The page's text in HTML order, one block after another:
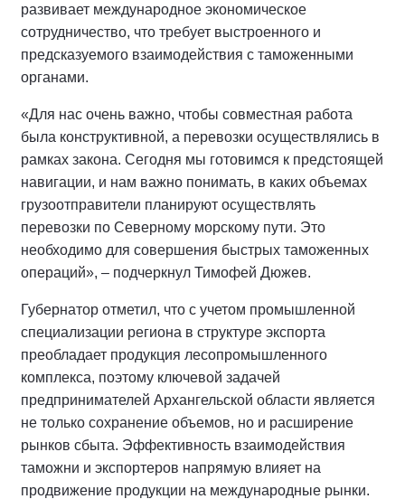
развивает международное экономическое
сотрудничество, что требует выстроенного и
предсказуемого взаимодействия с таможенными
органами.
«Для нас очень важно, чтобы совместная работа
была конструктивной, а перевозки осуществлялись в
рамках закона. Сегодня мы готовимся к предстоящей
навигации, и нам важно понимать, в каких объемах
грузоотправители планируют осуществлять
перевозки по Северному морскому пути. Это
необходимо для совершения быстрых таможенных
операций», – подчеркнул Тимофей Дюжев.
Губернатор отметил, что с учетом промышленной
специализации региона в структуре экспорта
преобладает продукция лесопромышленного
комплекса, поэтому ключевой задачей
предпринимателей Архангельской области является
не только сохранение объемов, но и расширение
рынков сбыта. Эффективность взаимодействия
таможни и экспортеров напрямую влияет на
продвижение продукции на международные рынки.